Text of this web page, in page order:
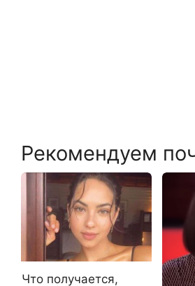
Рекомендуем
Что получается,